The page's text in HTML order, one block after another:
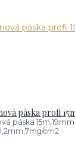
páska profi
páska
cm2